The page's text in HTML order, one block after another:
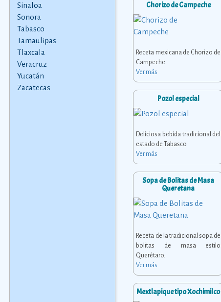
Sinaloa
Sonora
Tabasco
Tamaulipas
Tlaxcala
Veracruz
Yucatán
Zacatecas
Chorizo de Campeche
Receta mexicana de Chorizo de
Campeche
Ver más
Pozol especial
Deliciosa bebida tradicional del
estado de Tabasco.
Ver más
Sopa de Bolitas de Masa
Queretana
Receta de la tradicional sopa de
bolitas de masa estilo
Querétaro.
Ver más
Mextlapique tipo Xochimilco